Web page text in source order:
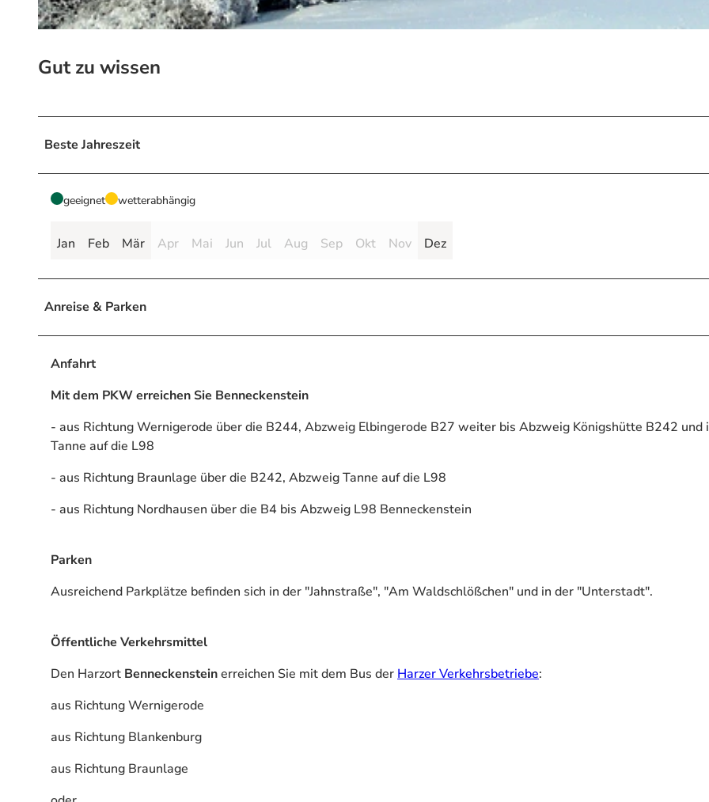
Gut zu wissen
Beste Jahreszeit
geeignet wetterabhängig
Jan Feb Mär Apr Mai Jun Jul Aug Sep Okt Nov Dez
Anreise & Parken
Anfahrt
Mit dem PKW erreichen Sie Benneckenstein
- aus Richtung Wernigerode über die B244, Abzweig Elbingerode B27 weiter bis Abzweig Königshütte B242 und
Tanne auf die L98
- aus Richtung Braunlage über die B242, Abzweig Tanne auf die L98
- aus Richtung Nordhausen über die B4 bis Abzweig L98 Benneckenstein
Parken
Ausreichend Parkplätze befinden sich in der "Jahnstraße", "Am Waldschlößchen" und in der "Unterstadt".
Öffentliche Verkehrsmittel
Den Harzort Benneckensteinerreichen Sie mit dem Bus der Harzer Verkehrsbetriebe:
aus Richtung Wernigerode
aus Richtung Blankenburg
aus Richtung Braunlage